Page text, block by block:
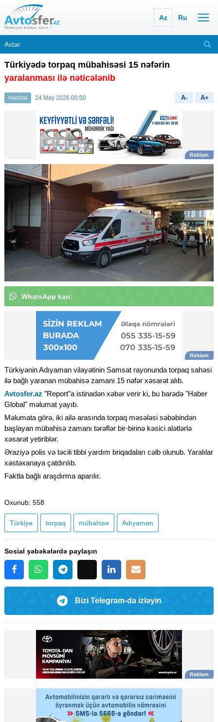
Az Ru
Türkiyədə torpaq mübahisəsi 15 nəfərin
yaralanması ilə nəticələnib
Hadisə 24 May 2026 00:00 A- A+
WhatsApp kana
Türkiyənin Adıyaman vilayətinin Samsat rayonunda torpaq sahəsi
ilə bağlı yaranan mübahisə zamanı 15 nəfər xəsarət alıb.
Avtosfer.az "Report"a istinadən xəbər verir ki, bu barədə "Haber
Global" məlumat yayıb.
Məlumata görə, iki ailə arasında torpaq məsələsi səbəbindən
başlayan mübahisə zamanı tərəflər bir-birinə kəsici alətlərlə
xəsarət yetiriblər.
Əraziyə polis və təcili tibbi yardım briqadaları cəlb olunub. Yaralılar
xəstəxanaya çatdırılıb.
Faktla bağlı araşdırma aparılır.
Oxunub: 558
Türkiyə torpaq mübahisə Adıyaman
Sosial şəbəkələrdə paylaşın
Bizi Telegram-da izləyin